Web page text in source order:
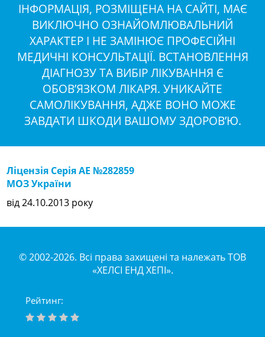
ІНФОРМАЦІЯ, РОЗМІЩЕНА НА САЙТІ, МАЄ
ВИКЛЮЧНО ОЗНАЙОМЛЮВАЛЬНИЙ
ХАРАКТЕР І НЕ ЗАМІНЮЄ ПРОФЕСІЙНІ
МЕДИЧНІ КОНСУЛЬТАЦІЇ. ВСТАНОВЛЕННЯ
ДІАГНОЗУ ТА ВИБІР ЛІКУВАННЯ Є
ОБОВ’ЯЗКОМ ЛІКАРЯ. УНИКАЙТЕ
САМОЛІКУВАННЯ, АДЖЕ ВОНО МОЖЕ
ЗАВДАТИ ШКОДИ ВАШОМУ ЗДОРОВ’Ю.
Ліцензія Серія АЕ №282859
МОЗ України
від 24.10.2013 року
© 2002-2026. Всі права захищені та належать ТОВ
«ХЕЛСІ ЕНД ХЕПІ».
Рейтинг: